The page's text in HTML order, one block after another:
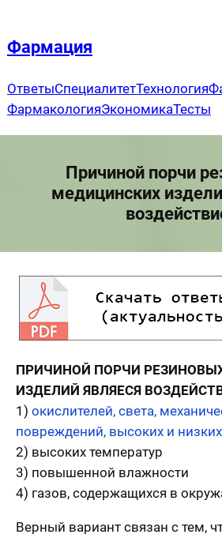
содержимому
Фармация
ОтветыСпециалитетТехнология
ФармакологияЭкономикаТесты
Причиной порчи
медицинских
ПРИЧИНОЙ ПОРЧИ
ИЗДЕЛИЙ ЯВЛЯЕСЯ
1) окислителей, света,
повреждений, высоких и
2) высоких температур
3) повышенной влажности
4) газов, содержащихся в
Верный вариант связан с тем,